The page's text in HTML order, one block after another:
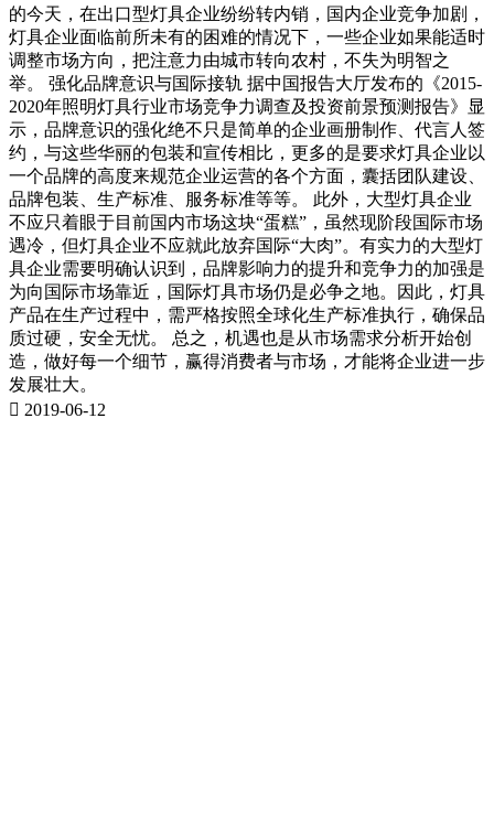
的今天，在出口型灯具企业纷纷转内销，国内企业竞争加剧，
灯具企业面临前所未有的困难的情况下，一些企业如果能适时
调整市场方向，把注意力由城市转向农村，不失为明智之
举。 强化品牌意识与国际接轨 据中国报告大厅发布的《2015-
2020年照明灯具行业市场竞争力调查及投资前景预测报告》显
示，品牌意识的强化绝不只是简单的企业画册制作、代言人签
约，与这些华丽的包装和宣传相比，更多的是要求灯具企业以
一个品牌的高度来规范企业运营的各个方面，囊括团队建设、
品牌包装、生产标准、服务标准等等。 此外，大型灯具企业
不应只着眼于目前国内市场这块“蛋糕”，虽然现阶段国际市场
遇冷，但灯具企业不应就此放弃国际“大肉”。有实力的大型灯
具企业需要明确认识到，品牌影响力的提升和竞争力的加强是
为向国际市场靠近，国际灯具市场仍是必争之地。因此，灯具
产品在生产过程中，需严格按照全球化生产标准执行，确保品
质过硬，安全无忧。 总之，机遇也是从市场需求分析开始创
造，做好每一个细节，赢得消费者与市场，才能将企业进一步
发展壮大。
 2019-06-12